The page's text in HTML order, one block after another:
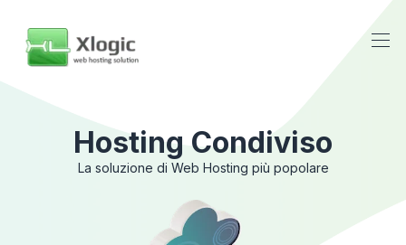
Hosting Condiviso
La soluzione di Web Hosting più popolare